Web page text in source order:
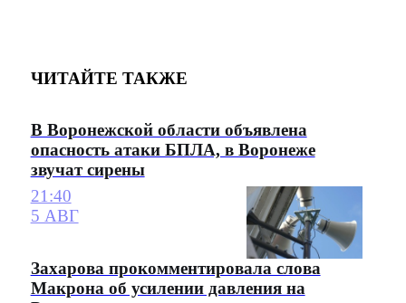
ЧИТАЙТЕ ТАКЖЕ
В Воронежской области объявлена
опасность атаки БПЛА, в Воронеже
звучат сирены
21:40
5 АВГ
Захарова прокомментировала слова
Макрона об усилении давления на